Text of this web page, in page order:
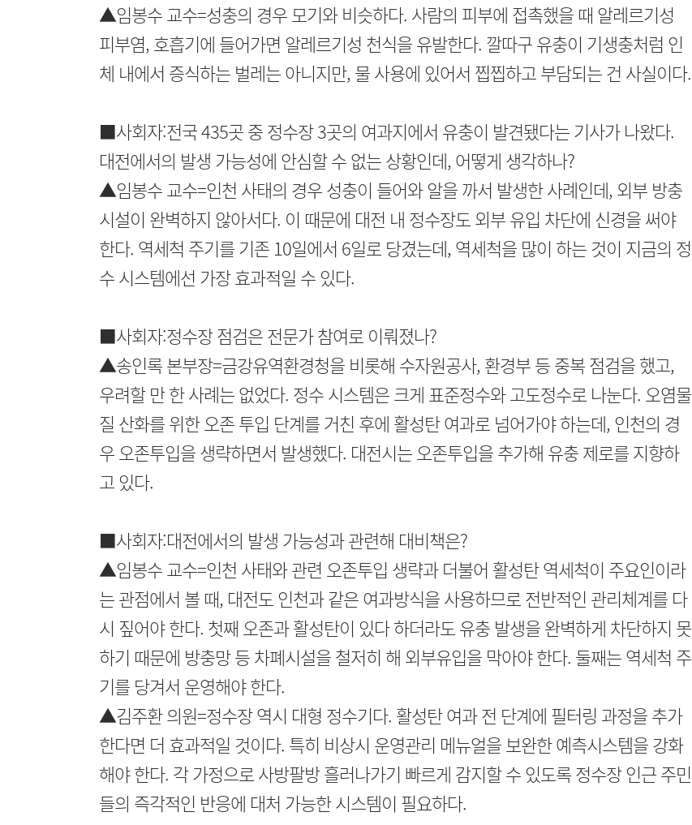
▲임봉수 교수=성충의 경우 모기와 비슷하다. 사람의 피부에 접촉했을 때 알레르기성
피부염, 호흡기에 들어가면 알레르기성 천식을 유발한다. 깔따구 유충이 기생충처럼 인
체 내에서 증식하는 벌레는 아니지만, 물 사용에 있어서 찝찝하고 부담되는 건 사실이다.
■사회자:전국 435곳 중 정수장 3곳의 여과지에서 유충이 발견됐다는 기사가 나왔다.
대전에서의 발생 가능성에 안심할 수 없는 상황인데, 어떻게 생각하나?
▲임봉수 교수=인천 사태의 경우 성충이 들어와 알을 까서 발생한 사례인데, 외부 방충
시설이 완벽하지 않아서다. 이 때문에 대전 내 정수장도 외부 유입 차단에 신경을 써야
한다. 역세척 주기를 기존 10일에서 6일로 당겼는데, 역세척을 많이 하는 것이 지금의 정
수 시스템에선 가장 효과적일 수 있다.
■사회자:정수장 점검은 전문가 참여로 이뤄졌나?
▲송인록 본부장=금강유역환경청을 비롯해 수자원공사, 환경부 등 중복 점검을 했고,
우려할 만 한 사례는 없었다. 정수 시스템은 크게 표준정수와 고도정수로 나눈다. 오염물
질 산화를 위한 오존 투입 단계를 거친 후에 활성탄 여과로 넘어가야 하는데, 인천의 경
우 오존투입을 생략하면서 발생했다. 대전시는 오존투입을 추가해 유충 제로를 지향하
고 있다.
■사회자:대전에서의 발생 가능성과 관련해 대비책은?
▲임봉수 교수=인천 사태와 관련 오존투입 생략과 더불어 활성탄 역세척이 주요인이라
는 관점에서 볼 때, 대전도 인천과 같은 여과방식을 사용하므로 전반적인 관리체계를 다
시 짚어야 한다. 첫째 오존과 활성탄이 있다 하더라도 유충 발생을 완벽하게 차단하지 못
하기 때문에 방충망 등 차폐시설을 철저히 해 외부유입을 막아야 한다. 둘째는 역세척 주
기를 당겨서 운영해야 한다.
▲김주환 의원=정수장 역시 대형 정수기다. 활성탄 여과 전 단계에 필터링 과정을 추가
한다면 더 효과적일 것이다. 특히 비상시 운영관리 메뉴얼을 보완한 예측시스템을 강화
해야 한다. 각 가정으로 사방팔방 흘러나가기 빠르게 감지할 수 있도록 정수장 인근 주민
들의 즉각적인 반응에 대처 가능한 시스템이 필요하다.